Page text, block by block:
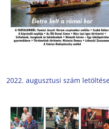
2022. augusztusi szám letöltése